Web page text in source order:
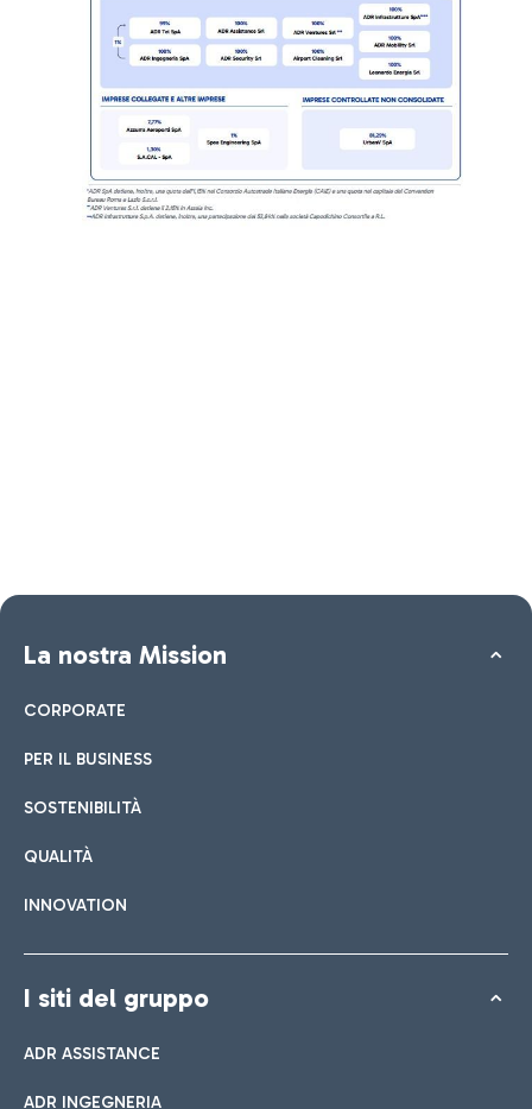
La nostra Mission
CORPORATE
PER IL BUSINESS
SOSTENIBILITÀ
QUALITÀ
INNOVATION
I siti del gruppo
ADR ASSISTANCE
ADR INGEGNERIA